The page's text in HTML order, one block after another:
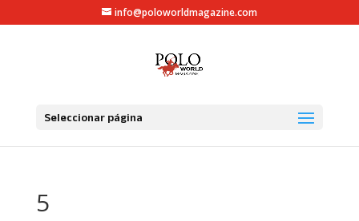
info@poloworldmagazine.com
Seleccionar página
5